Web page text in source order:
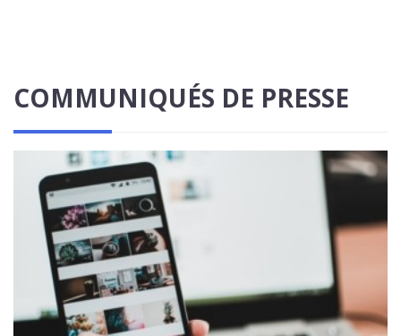
COMMUNIQUÉS DE PRESSE